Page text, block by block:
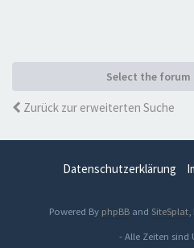
Select the
Zurück zur erweiterten Suche
Datenschutzerklärung
Powered By phpBB and SiteSplat
- Alle Zeiten sind